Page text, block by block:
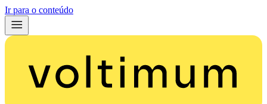
Ir para o conteúdo